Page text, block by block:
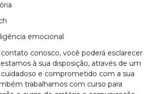
emocional
conosco, você poderá esclarecer
à sua disposição, através de um
e comprometido com a sua
trabalhamos com curso para